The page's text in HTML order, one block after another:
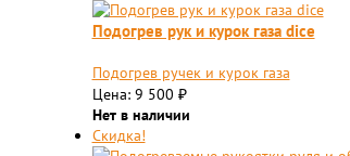
Подогрев рук и курок газа dice
Подогрев ручек и курок газа
Цена: 9 500 ₽
Нет в наличии
Скидка!